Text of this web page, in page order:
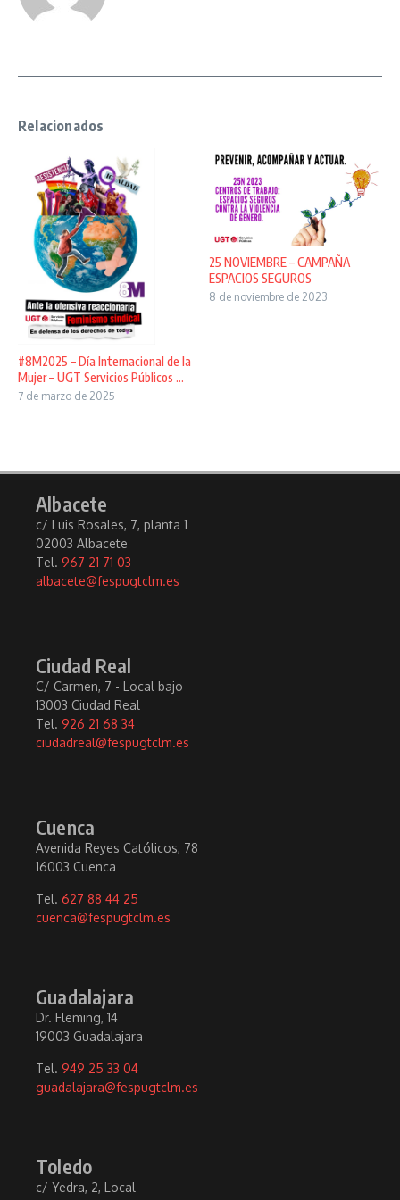
Relacionados
#8M2025 – Día Internacional de la
Mujer – UGT Servicios Públicos ...
7 de marzo de 2025
25 NOVIEMBRE – CAMPAÑA
ESPACIOS SEGUROS
8 de noviembre de 2023
Albacete
c/ Luis Rosales, 7, planta 1
02003 Albacete
Tel. 967 21 71 03
albacete@fespugtclm.es
Ciudad Real
C/ Carmen, 7 - Local bajo
13003 Ciudad Real
Tel. 926 21 68 34
ciudadreal@fespugtclm.es
Cuenca
Avenida Reyes Católicos, 78
16003 Cuenca
Tel. 627 88 44 25
cuenca@fespugtclm.es
Guadalajara
Dr. Fleming, 14
19003 Guadalajara
Tel. 949 25 33 04
guadalajara@fespugtclm.es
Toledo
c/ Yedra, 2, Local